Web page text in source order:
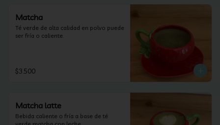
Matcha
Té verde de alta calidad en polvo puede
ser fría o caliente.
$3.500
Matcha latte
Bebida caliente o fría a base de té